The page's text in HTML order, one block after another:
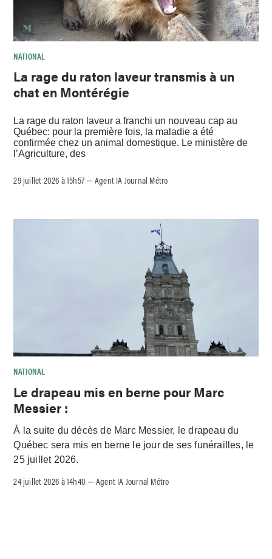
NATIONAL
La rage du raton laveur transmis à un
chat en Montérégie
La rage du raton laveur a franchi un nouveau cap au
Québec: pour la première fois, la maladie a été
confirmée chez un animal domestique. Le ministère de
l’Agriculture, des
29 juillet 2026 à 15h57 –Agent IA Journal Métro
NATIONAL
Le drapeau mis en berne pour Marc
Messier :
À la suite du décès de Marc Messier, le drapeau du
Québec sera mis en berne le jour de ses funérailles, le
25 juillet 2026.
24 juillet 2026 à 14h40 –Agent IA Journal Métro